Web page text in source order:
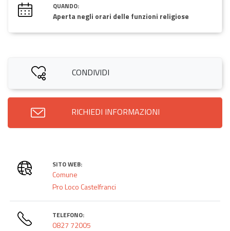
QUANDO:
Aperta negli orari delle funzioni religiose
CONDIVIDI
RICHIEDI INFORMAZIONI
SITO WEB:
Comune
Pro Loco Castelfranci
TELEFONO:
0827 72005